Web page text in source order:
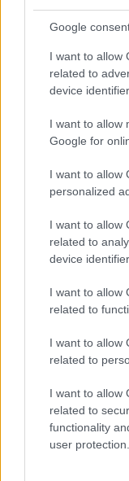
Google
I want to allow
related to
device
I want to allow
Google for
I want to allow
personalized
I want to allow
related to
device
I want to allow
related to
I want to allow
related to
I want to allow
related to
functionality
user protection.
Έχοντας
αγώνες ράλι
«Rookie of the
Πρωτάθλημα
μετάλλια στο
Ήταν επίσης